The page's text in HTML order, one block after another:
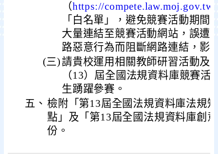
（https://compete.law.moj.gov.tw
「白名單」，避免競賽活動期間
大量連結至競賽活動網站，誤遭
路惡意行為而阻斷網路連結，影
(三) 請貴校運用相關教師研習活動及
（13）屆全國法規資料庫競賽
生踴躍參賽。
五、 檢附「第13屆全國法規資料庫法規
點」及「第13屆全國法規資料庫創
份。